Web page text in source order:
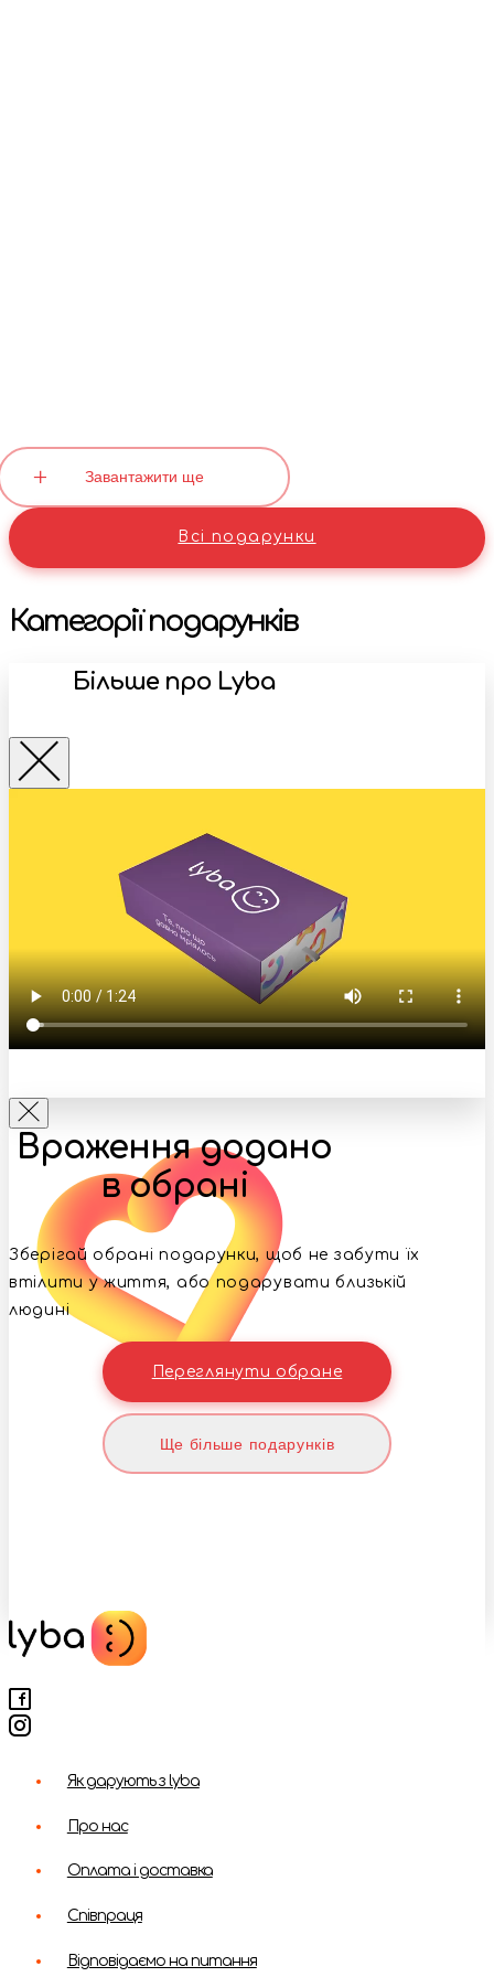
Завантажити ще
Вci подарунки
Категорії подарунків
Бiльше про Lyba
Враження додано
в обрані
Зберігай обрані подарунки, щоб не забути їх
втілити у життя, або подарувати близькій
людині
Переглянути обране
Ще більше подарунків
Як дарують з lyba
Про нас
Оплата і доставка
Співпраця
Відповідаємо на питання